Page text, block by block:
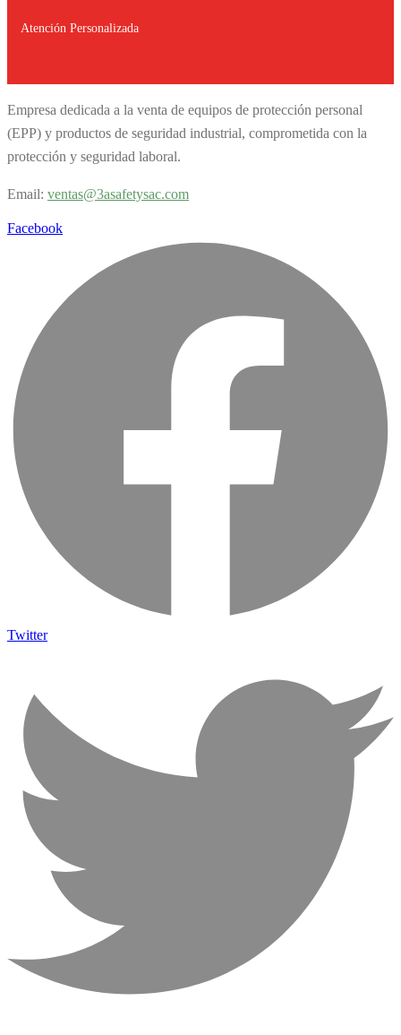
Atención Personalizada
Empresa dedicada a la venta de equipos de protección personal
(EPP) y productos de seguridad industrial, comprometida con la
protección y seguridad laboral.
Email: ventas@3asafetysac.com
Facebook
Twitter